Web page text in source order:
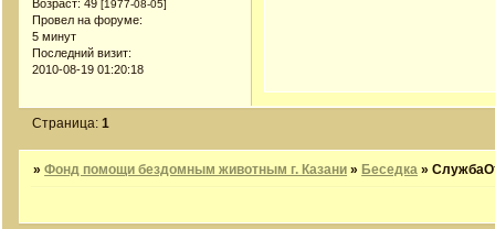
Возраст: 49 [1977-08-05]
Провел на форуме:
5 минут
Последний визит:
2010-08-19 01:20:18
Страница:1
»Фонд помощи бездомным животным г. Казани » Беседка »